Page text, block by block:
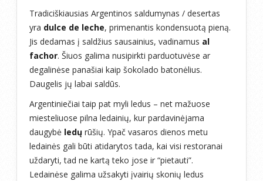
Tradiciškiausias Argentinos saldumynas / desertas
yra dulce de leche, primenantis kondensuotą pieną.
Jis dedamas į saldžius sausainius, vadinamus al
fachor. Šiuos galima nusipirkti parduotuvėse ar
degalinėse panašiai kaip šokolado batonėlius.
Daugelis jų labai saldūs.
Argentiniečiai taip pat myli ledus – net mažuose
miesteliuose pilna ledainių, kur pardavinėjama
daugybė ledų rūšių. Ypač vasaros dienos metu
ledainės gali būti atidarytos tada, kai visi restoranai
uždaryti, tad ne kartą teko jose ir “pietauti”.
Ledainėse galima užsakyti įvairių skonių ledus